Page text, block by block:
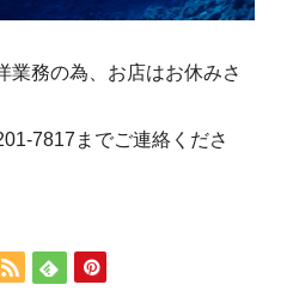
業務の為、お店はお休みさ
7817までご連絡くださ